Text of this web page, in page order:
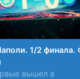
1/2 финала.
вышел в